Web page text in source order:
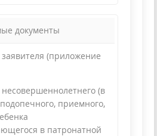
документы
(приложение
(в
приемного,
в патронатной